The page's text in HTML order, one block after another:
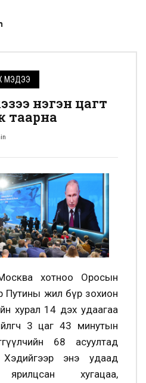
МЭДЭЭ
нэгэн цагт
таарна
хотноо Оросын
Путины жил бүр зохион
хурал 14 дэх удаагаа
3 цаг 43 минутын
68 асуултад
Хэдийгээр энэ удаад
ярилцсан хугацаа,